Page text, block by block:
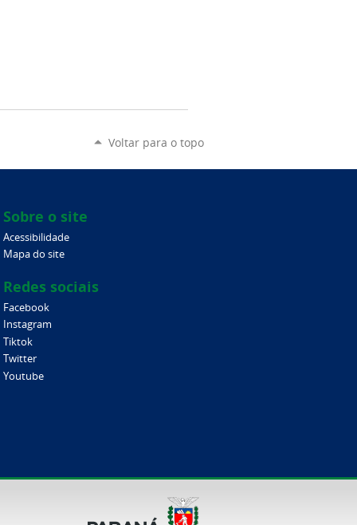
Voltar para o topo
Sobre o site
Acessibilidade
Mapa do site
Redes sociais
Facebook
Instagram
Tiktok
Twitter
Youtube